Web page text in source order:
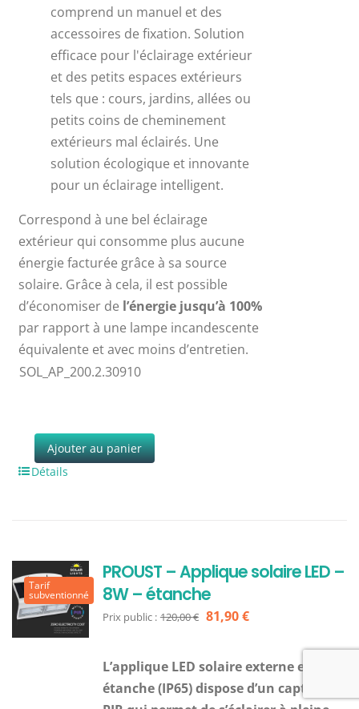
comprend un manuel et des
accessoires de fixation. Solution
efficace pour l'éclairage extérieur
et des petits espaces extérieurs
tels que : cours, jardins, allées ou
petits coins de cheminement
extérieurs mal éclairés. Une
solution écologique et innovante
pour un éclairage intelligent.
Correspond à une bel éclairage
extérieur qui consomme plus aucune
énergie facturée grâce à sa source
solaire. Grâce à cela, il est possible
d’économiser de l’énergie jusqu’à 100%
par rapport à une lampe incandescente
équivalente et avec moins d’entretien.
SOL_AP_200.2.30910
Ajouter au panier
Détails
Tarif
subventionné
PROUST – Applique solaire LED –
8W – étanche
Prix public : 120,00€ Le
initial
était :
120,00 €.
81,90€Le
actuel
est :
81,90 €.
L’applique LED solaire externe et
étanche (IP65)dispose d’un capteur